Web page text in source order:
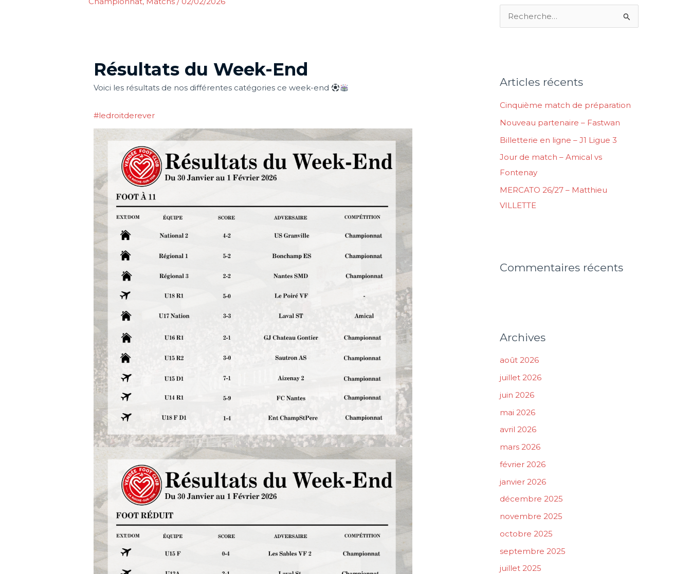
Résultats du Week-End
Voici les résultats de nos différentes catégories ce week-end
#ledroitderever
e
c
h
e
r
Articles récents
Cinquième match de préparation
Nouveau partenaire – Fastwan
Billetterie en ligne – J1 Ligue 3
Jour de match – Amical vs
Fontenay
MERCATO 26/27 – Matthieu
VILLETTE
Commentaires récents
Archives
août 2026
juillet 2026
juin 2026
mai 2026
avril 2026
mars 2026
février 2026
janvier 2026
décembre 2025
novembre 2025
octobre 2025
septembre 2025
juillet 2025